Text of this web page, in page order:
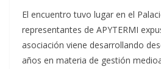
El encuentro tuvo lugar en el
representantes de APYTERMI
asociación viene desarrollando
años en materia de gestión